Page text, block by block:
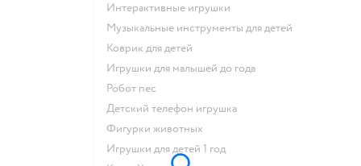
Интерактивные игрушки
Музыкальные инструменты для детей
Коврик для детей
Игрушки для малышей до года
Робот пес
Детский телефон игрушка
Фигурки животных
Игрушки для детей 1 год